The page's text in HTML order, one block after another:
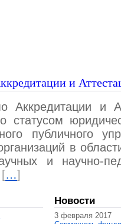
и
Аккредитации и
статусом
публичного
в
и научно-
[…]
Новости
3 февраля 2017